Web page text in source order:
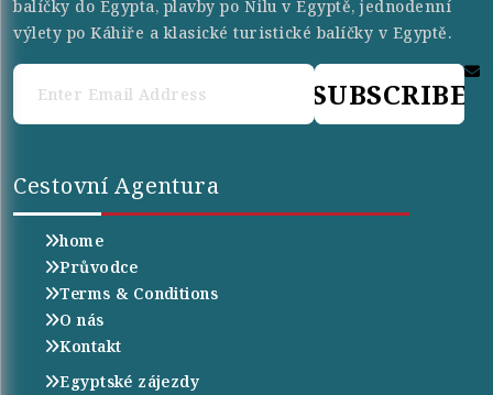
balíčky do Egypta, plavby po Nilu v Egyptě, jednodenní
výlety po Káhiře a klasické turistické balíčky v Egyptě.
SUBSCRIBE
Cestovní Agentura
home
Průvodce
Terms & Conditions
O nás
Kontakt
Egyptské zájezdy